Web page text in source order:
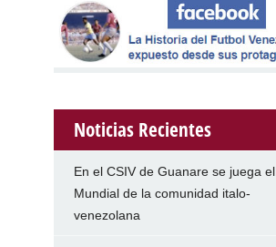
Noticias Recientes
En el CSIV de Guanare se juega el
Mundial de la comunidad italo-
venezolana